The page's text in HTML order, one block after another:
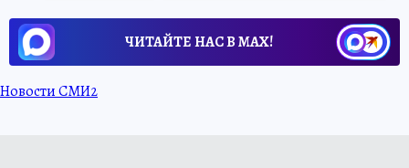
ЧИТАЙТЕ НАС В МАХ!
Новости СМИ2